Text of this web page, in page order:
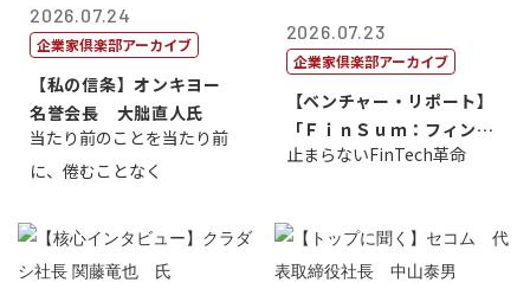
2026.07.24
企業家倶楽部アーカイブ
【私の信条】オンキヨー
名誉会長 大朏直人氏
当たり前のことを当たり前
に、倦むことなく
2026.07.23
企業家倶楽部アーカイブ
【ベンチャー・リポート】
「ＦｉｎＳｕｍ：フィンテ
ック・サミッ...
止まらないFinTech革命